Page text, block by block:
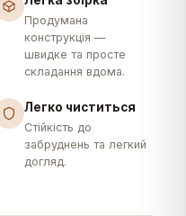
Продумана
конструкція —
швидке та просте
складання вдома.
Легко чиститься
Стійкість до
забруднень та легкий
догляд.